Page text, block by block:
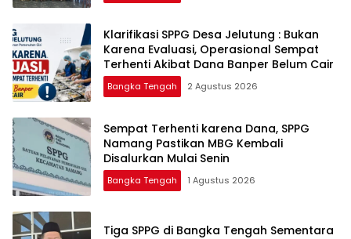
‎Klarifikasi SPPG Desa Jelutung : Bukan
Karena Evaluasi, Operasional Sempat
Terhenti Akibat Dana Banper Belum Cair
Bangka Tengah 2 Agustus 2026
‎Sempat Terhenti karena Dana, SPPG
Namang Pastikan MBG Kembali
Disalurkan Mulai Senin
Bangka Tengah 1 Agustus 2026
‎Tiga SPPG di Bangka Tengah Sementara